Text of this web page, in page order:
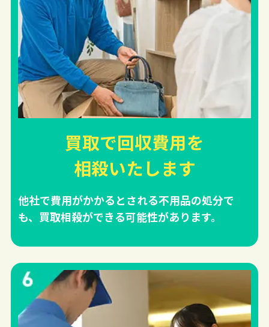
買取で回収費用を
相殺いたします
他社で費用がかかるとされる不用品の処分で
も、買取相殺ができる可能性があります。